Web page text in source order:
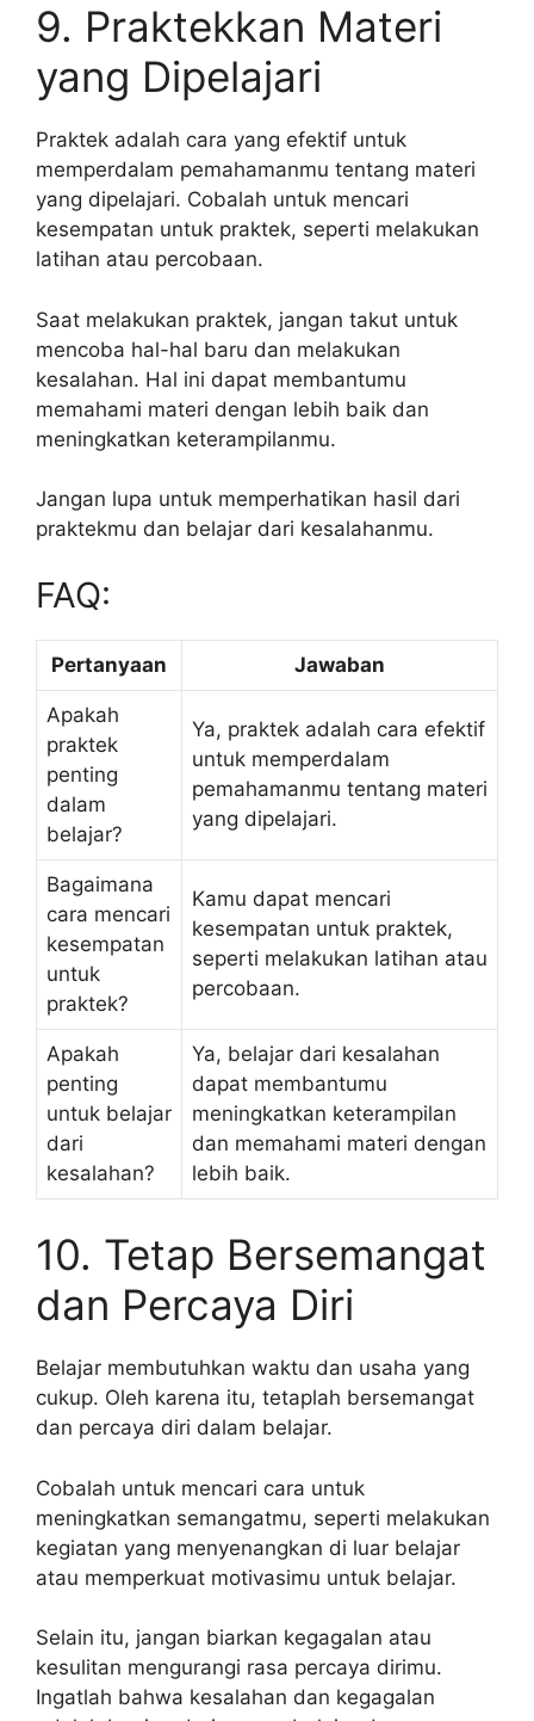
9. Praktekkan Materi
yang Dipelajari
Praktek adalah cara yang efektif untuk
memperdalam pemahamanmu tentang materi
yang dipelajari. Cobalah untuk mencari
kesempatan untuk praktek, seperti melakukan
latihan atau percobaan.
Saat melakukan praktek, jangan takut untuk
mencoba hal-hal baru dan melakukan
kesalahan. Hal ini dapat membantumu
memahami materi dengan lebih baik dan
meningkatkan keterampilanmu.
Jangan lupa untuk memperhatikan hasil dari
praktekmu dan belajar dari kesalahanmu.
FAQ:
Pertanyaan Jawaban
Apakah
praktek
penting
dalam
belajar?
Ya, praktek adalah cara efektif
untuk memperdalam
pemahamanmu tentang materi
yang dipelajari.
Bagaimana
cara mencari
kesempatan
untuk
praktek?
Kamu dapat mencari
kesempatan untuk praktek,
seperti melakukan latihan atau
percobaan.
Apakah
penting
untuk belajar
dari
kesalahan?
Ya, belajar dari kesalahan
dapat membantumu
meningkatkan keterampilan
dan memahami materi dengan
lebih baik.
10. Tetap Bersemangat
dan Percaya Diri
Belajar membutuhkan waktu dan usaha yang
cukup. Oleh karena itu, tetaplah bersemangat
dan percaya diri dalam belajar.
Cobalah untuk mencari cara untuk
meningkatkan semangatmu, seperti melakukan
kegiatan yang menyenangkan di luar belajar
atau memperkuat motivasimu untuk belajar.
Selain itu, jangan biarkan kegagalan atau
kesulitan mengurangi rasa percaya dirimu.
Ingatlah bahwa kesalahan dan kegagalan